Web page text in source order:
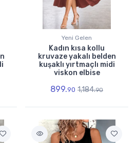
Yeni Gelen
Kadın kısa kollu
kruvaze yakalı belden
kuşaklı yırtmaçlı midi
viskon elbise
899.90 1,184.90